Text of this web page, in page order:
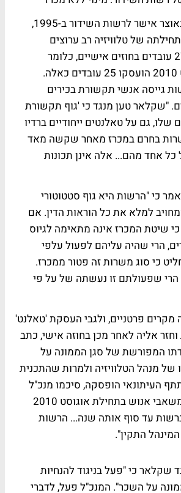
הממונה על השכר באוצר אישר לרשות השידור ב-1995,
של טלוויזיה רב ערוצים
בישראל, להעסיק 27 עובדים בחוזים אישיים, כלומר
'טאלנטים'. באוגוסט 2010 הועסקו 25 עובדים כאלה.
גייסה אנשי תקשורת בכירים
"שקלאר טען מנגד כי 'גוף תקשורת
גם על טאלנטים ייחודיים ברדיו
בחרם במכרז מאחר שקשה מאד
כל אחד מהם... אלה אינן תכונות
כי "הרשות היא גוף סטטוטורי
למלא את כל הוראות הדין. אם
שיטת המכרז אינה מתאימה לגיוס
הרי שהיה עליהם לפעול עלפי
כי סוג משרות זה פטור ממכרז.
שפעולתם זו נעשתה של על פי
פרטניים, ולגבי העסקת 'טאלנט'
אליה לאחר מכן בחוזה אישי, כתב
המפורשת של סגן הממונה על
של מנהל הטלוויזיה ולמרות שהתכנית
העיתונאי הופסקה, סיכמו מנכ"ל
הרשות וסמנכ"לית משאבי אנוש בתחילת אוגוסט 2010
עד סוף אותה שנה... הרשות
התקין".
שקלאר כי "פעל בניגוד להנחיות
על השכר". המנכ"ל פעל, לדברי